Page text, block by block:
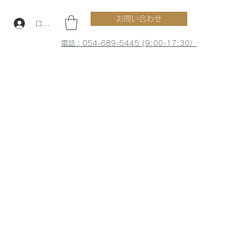
ログイン
お問い合わせ
電話：054-689-5445 (9:00-17:30）